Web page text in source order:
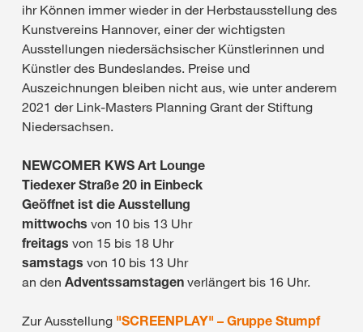
ihr Können immer wieder in der Herbstausstellung des
Kunstvereins Hannover, einer der wichtigsten
Ausstellungen niedersächsischer Künstlerinnen und
Künstler des Bundeslandes. Preise und
Auszeichnungen bleiben nicht aus, wie unter anderem
2021 der Link-Masters Planning Grant der Stiftung
Niedersachsen.
NEWCOMER KWS Art Lounge
Tiedexer Straße 20 in Einbeck
Geöffnet ist die Ausstellung
mittwochs von 10 bis 13 Uhr
freitags von 15 bis 18 Uhr
samstags von 10 bis 13 Uhr
an den Adventssamstagen verlängert bis 16 Uhr.
Zur Ausstellung "SCREENPLAY" – Gruppe Stumpf